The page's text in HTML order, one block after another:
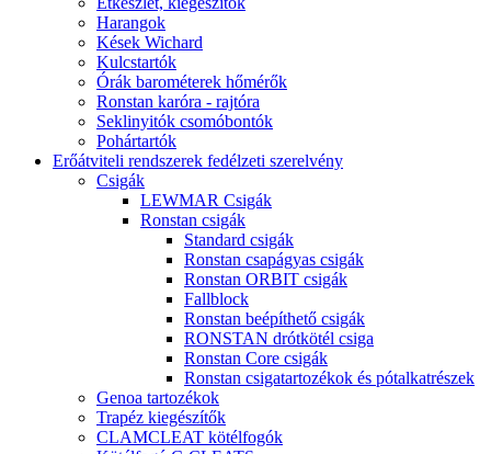
Harangok
Kések Wichard
Kulcstartók
Órák barométerek hőmérők
Ronstan karóra - rajtóra
Seklinyitók csomóbontók
Pohártartók
Erőátviteli rendszerek fedélzeti szerelvény
Csigák
LEWMAR Csigák
Ronstan csigák
Standard csigák
Ronstan csapágyas csigák
Ronstan ORBIT csigák
Fallblock
Ronstan beépíthető csigák
RONSTAN drótkötél csiga
Ronstan Core csigák
Ronstan csigatartozékok és pótalkatrészek
Genoa tartozékok
Trapéz kiegészítők
CLAMCLEAT kötélfogók